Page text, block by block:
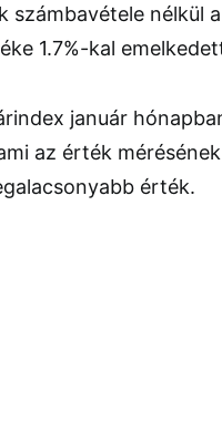
számbavétele nélkül
1.7%-kal
január
az érték
érték.